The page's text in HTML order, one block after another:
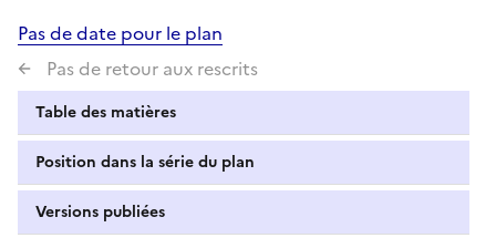
Pas de date pour le plan
Pas de retour aux rescrits
Table des matières
Position dans la série du plan
Versions publiées